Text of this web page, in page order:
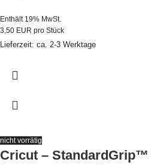
Enthält 19% MwSt.
3,50 EUR pro Stück
Lieferzeit: ca. 2-3 Werktage
nicht vorrätig
Cricut – StandardGrip™